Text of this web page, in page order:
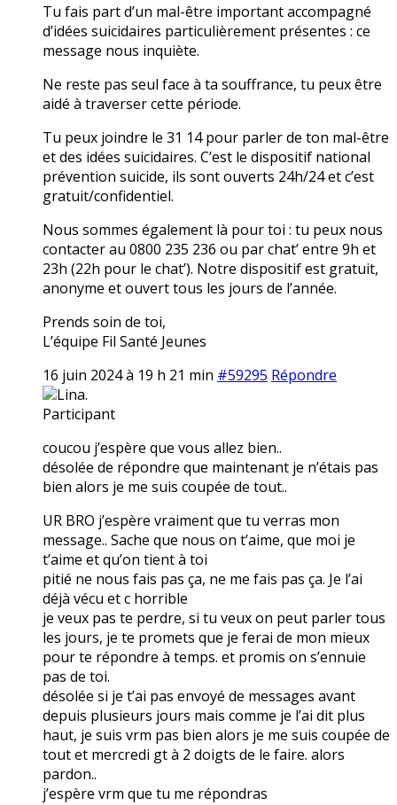
Tu fais part d’un mal-être important accompagné
d’idées suicidaires particulièrement présentes : ce
message nous inquiète.
Ne reste pas seul face à ta souffrance, tu peux être
aidé à traverser cette période.
Tu peux joindre le 31 14 pour parler de ton mal-être
et des idées suicidaires. C’est le dispositif national
prévention suicide, ils sont ouverts 24h/24 et c’est
gratuit/confidentiel.
Nous sommes également là pour toi : tu peux nous
contacter au 0800 235 236 ou par chat’ entre 9h et
23h (22h pour le chat’). Notre dispositif est gratuit,
anonyme et ouvert tous les jours de l’année.
Prends soin de toi,
L’équipe Fil Santé Jeunes
16 juin 2024 à 19 h 21 min #59295 Répondre
Lina.
Participant
coucou j’espère que vous allez bien..
désolée de répondre que maintenant je n’étais pas
bien alors je me suis coupée de tout..
UR BRO j’espère vraiment que tu verras mon
message.. Sache que nous on t’aime, que moi je
t’aime et qu’on tient à toi
pitié ne nous fais pas ça, ne me fais pas ça. Je l’ai
déjà vécu et c horrible
je veux pas te perdre, si tu veux on peut parler tous
les jours, je te promets que je ferai de mon mieux
pour te répondre à temps. et promis on s’ennuie
pas de toi.
désolée si je t’ai pas envoyé de messages avant
depuis plusieurs jours mais comme je l’ai dit plus
haut, je suis vrm pas bien alors je me suis coupée de
tout et mercredi gt à 2 doigts de le faire. alors
pardon..
j’espère vrm que tu me répondras